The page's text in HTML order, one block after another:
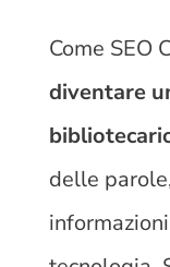
Come SEO
diventare
delle